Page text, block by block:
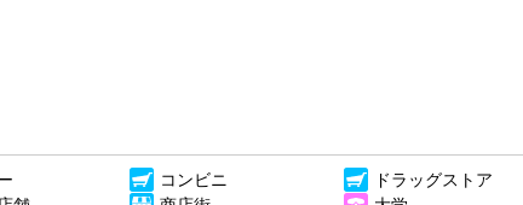
コンビニ ドラッグストア